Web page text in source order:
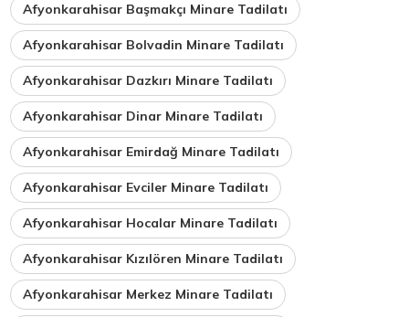
Afyonkarahisar Başmakçı Minare Tadilatı
Afyonkarahisar Bolvadin Minare Tadilatı
Afyonkarahisar Dazkırı Minare Tadilatı
Afyonkarahisar Dinar Minare Tadilatı
Afyonkarahisar Emirdağ Minare Tadilatı
Afyonkarahisar Evciler Minare Tadilatı
Afyonkarahisar Hocalar Minare Tadilatı
Afyonkarahisar Kızılören Minare Tadilatı
Afyonkarahisar Merkez Minare Tadilatı